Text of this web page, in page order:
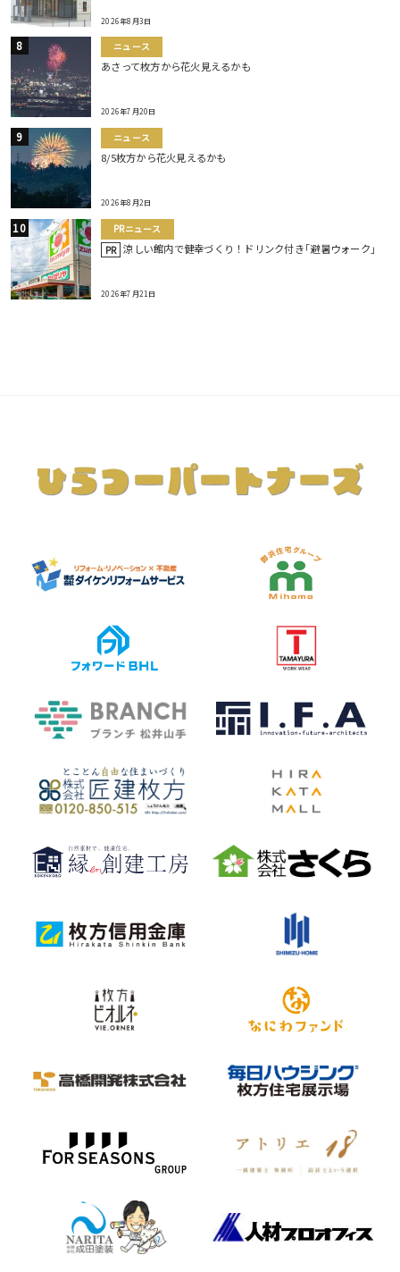
2026年8月3日
ニュース
あさって枚方から花火見えるかも
2026年7月20日
ニュース
8/5枚方から花火見えるかも
2026年8月2日
PRニュース
PR 涼しい館内で健幸づくり！ドリンク付き｢避暑ウォーク｣
2026年7月21日